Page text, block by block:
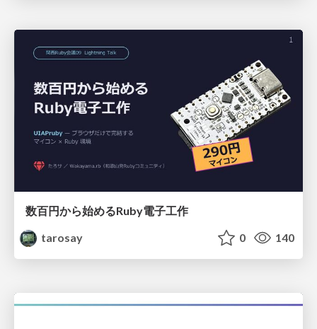
数百円から始めるRuby電子工作
tarosay
0 140